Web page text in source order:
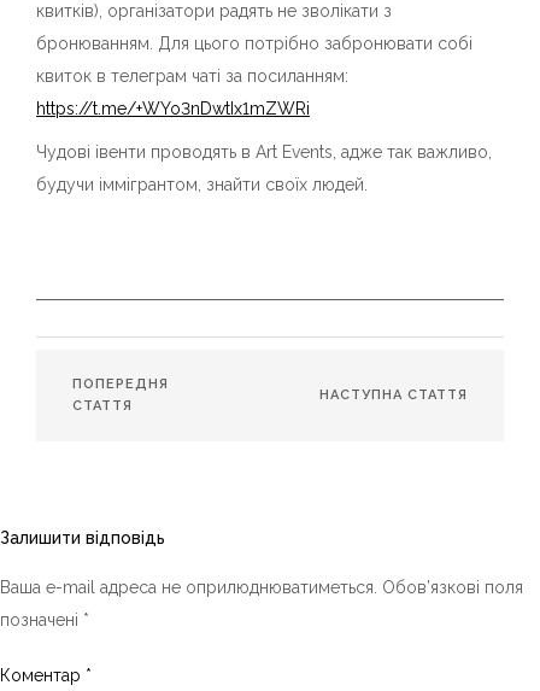
квитків), організатори радять не зволікати з
бронюванням. Для цього потрібно забронювати собі
квиток в телеграм чаті за посиланням:
https://t.me/+WYo3nDwtIx1mZWRi
Чудові івенти проводять в Art Events, адже так важливо,
будучи іммігрантом, знайти своїх людей.
ПОПЕРЕДНЯ
СТАТТЯ
НАСТУПНА СТАТТЯ
Залишити відповідь
Ваша e-mail адреса не оприлюднюватиметься. Обов’язкові поля
позначені *
Коментар *